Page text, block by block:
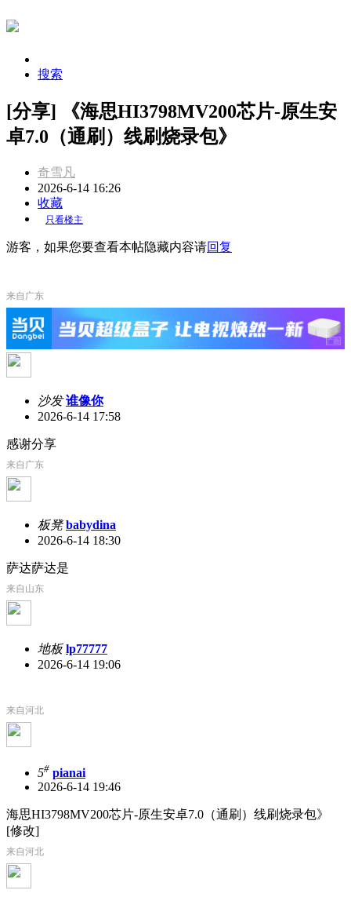
搜索
[分享] 《海思HI3798MV200芯片-原生安
卓7.0（通刷）线刷烧录包》
奇雪凡
2026-6-14 16:26
收藏
只看楼主
游客，如果您要查看本帖隐藏内容请回复
来自广东
沙发 谁像你
2026-6-14 17:58
感谢分享
来自广东
板凳 babydina
2026-6-14 18:30
萨达萨达是
来自山东
地板 lp77777
2026-6-14 19:06
来自河北
5# pianai
2026-6-14 19:46
海思HI3798MV200芯片-原生安卓7.0（通刷）线刷烧录包》
[修改]
来自河北